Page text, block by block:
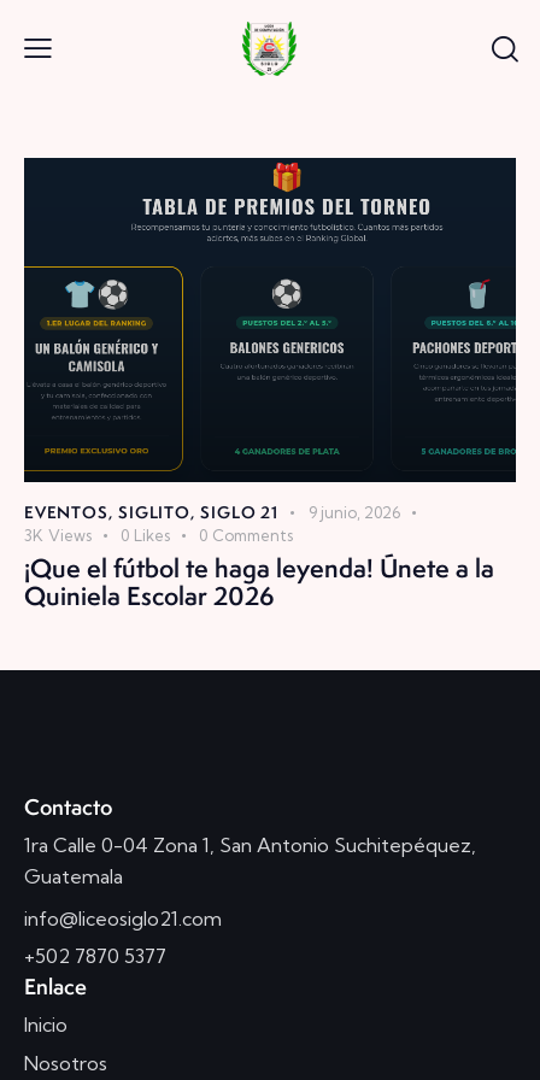
EVENTOS,SIGLITO,SIGLO 21
9 junio, 2026
3K Views 0 Likes 0 Comments
¡Que el fútbol te haga leyenda! Únete a la
Quiniela Escolar 2026
Contacto
1ra Calle 0-04 Zona 1, San Antonio Suchitepéquez,
Guatemala
info@liceosiglo21.com
+502 7870 5377
Enlace
Inicio
Nosotros